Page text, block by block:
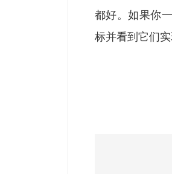
都好。如果你
标并看到它们